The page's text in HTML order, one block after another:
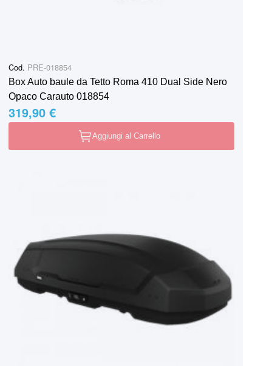
Cod. PRE-018854
Box Auto baule da Tetto Roma 410 Dual Side Nero
Opaco Carauto 018854
319,90 €
Aggiungi al Carrello